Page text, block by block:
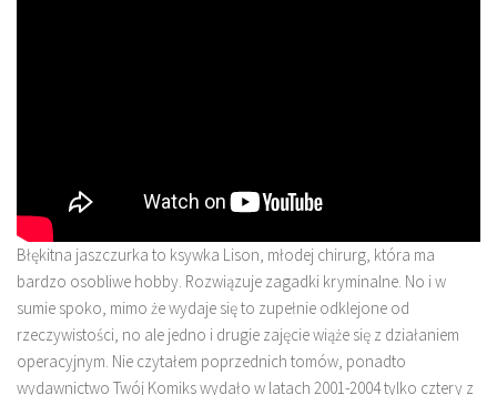
Błękitna jaszczurka to ksywka Lison, młodej chirurg, która ma
bardzo osobliwe hobby. Rozwiązuje zagadki kryminalne. No i w
sumie spoko, mimo że wydaje się to zupełnie odklejone od
rzeczywistości, no ale jedno i drugie zajęcie wiąże się z działaniem
operacyjnym. Nie czytałem poprzednich tomów, ponadto
wydawnictwo Twój Komiks wydało w latach 2001-2004 tylko cztery z